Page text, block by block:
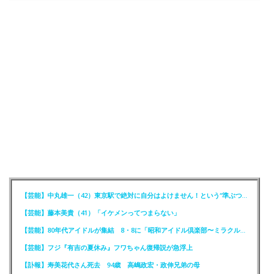
【芸能】中丸雄一（42）東京駅で絶対に自分はよけません！という“準ぶつかりおじさん”に遭遇
【芸能】藤本美貴（41）「イケメンってつまらない」
【芸能】80年代アイドルが集結 8・8に「昭和アイドル倶楽部〜ミラクル同窓会〜」を開催
【芸能】フジ『有吉の夏休み』フワちゃん復帰説が急浮上
【訃報】寿美花代さん死去 94歳 高嶋政宏・政伸兄弟の母